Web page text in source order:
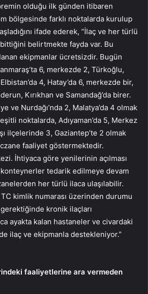
olduğu ilk günden itibaren
bölgesinde farklı noktalarda kurulup
ifade ederek, “İlaç ve her türlü
belirtmekte fayda var. Bu
ekipmanlar ücretsizdir. Bugün
6, merkezde 2, Türkoğlu,
4, Hatay’da 6, merkezde bir,
Kırıkhan ve Samandağ’da birer.
ve Nurdağı’nda 2, Malatya’da 4 olmak
noktalarda, Adıyaman’da 5, Merkez
ilçelerinde 3, Gaziantep’te 2 olmak
faaliyet göstermektedir.
İhtiyaca göre yenilerinin açılması
tedarik edilmeye devam
her türlü ilaca ulaşılabilir.
kimlik numarası üzerinden durumu
kronik ilaçları
ayakta kalan hastaneler ve civardaki
ilaç ve ekipmanla destekleniyor.”
faaliyetlerine ara vermeden